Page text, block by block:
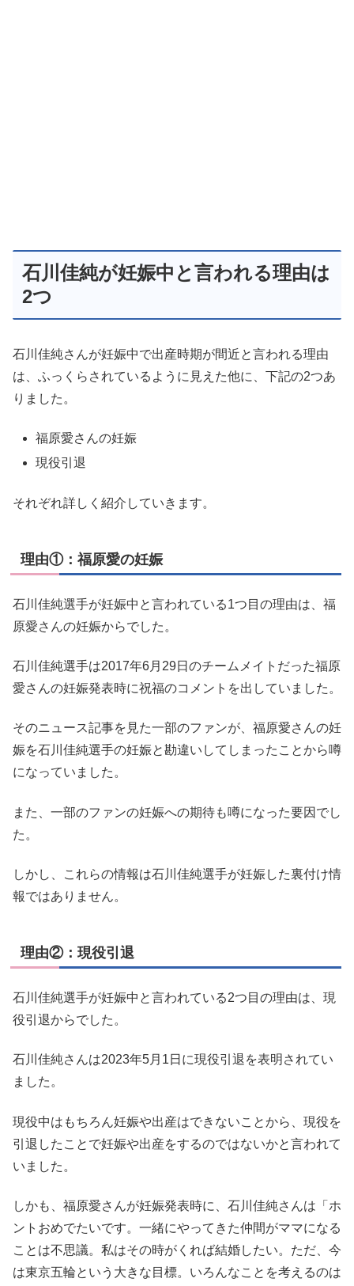
石川佳純が妊娠中と言われる理由は
2つ
石川佳純さんが妊娠中で出産時期が間近と言われる理由
は、ふっくらされているように見えた他に、下記の2つあ
りました。
福原愛さんの妊娠
現役引退
それぞれ詳しく紹介していきます。
理由①：福原愛の妊娠
石川佳純選手が妊娠中と言われている1つ目の理由は、福
原愛さんの妊娠からでした。
石川佳純選手は2017年6月29日のチームメイトだった福原
愛さんの妊娠発表時に祝福のコメントを出していました。
そのニュース記事を見た一部のファンが、福原愛さんの妊
娠を石川佳純選手の妊娠と勘違いしてしまったことから噂
になっていました。
また、一部のファンの妊娠への期待も噂になった要因でし
た。
しかし、これらの情報は石川佳純選手が妊娠した裏付け情
報ではありません。
理由②：現役引退
石川佳純選手が妊娠中と言われている2つ目の理由は、現
役引退からでした。
石川佳純さんは2023年5月1日に現役引退を表明されてい
ました。
現役中はもちろん妊娠や出産はできないことから、現役を
引退したことで妊娠や出産をするのではないかと言われて
いました。
しかも、福原愛さんが妊娠発表時に、石川佳純さんは 「ホ
ントおめでたいです。一緒にやってきた仲間がママになる
ことは不思議。私はその時がくれば結婚したい。ただ、今
は東京五輪という大きな目標。いろんなことを考えるのは